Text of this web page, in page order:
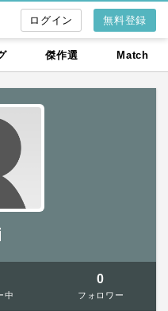
無料登録
傑作選 Match
中
0
フォロワー